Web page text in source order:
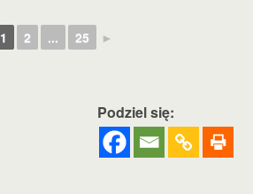
1 2 ... 25 ►
Podziel się: